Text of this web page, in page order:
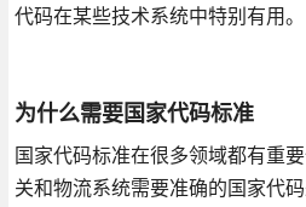
代码在某些技术系统中特别有用。
为什么需要国家代码标准
国家代码标准在很多领域都有重
关和物流系统需要准确的国家代